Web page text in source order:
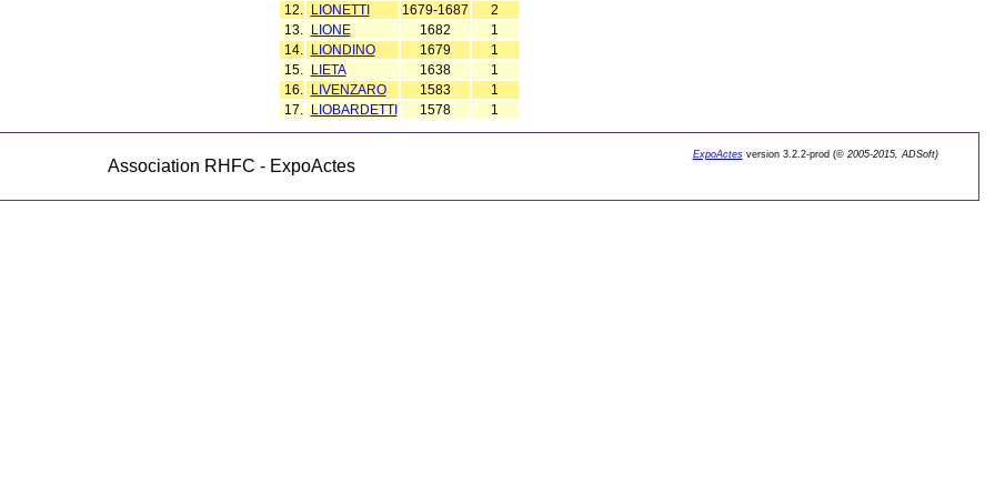
12.
LIONETTI 1679-1687
2
13.
LIONE 1682
1
14.
LIONDINO 1679
1
15.
LIETA 1638
1
16.
LIVENZARO 1583
1
17.
LIOBARDETTI 1578 1
Association RHFC - ExpoActes
ExpoActesversion 3.2.2-prod (©2005-2015, ADSoft)